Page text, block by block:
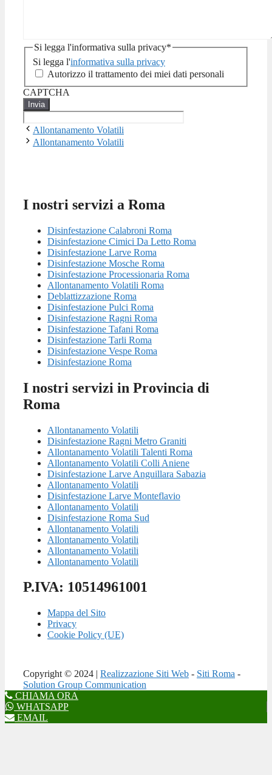
Si legga l'informativa sulla privacy*
Si legga l'informativa sulla privacy
Autorizzo il trattamento dei miei dati personali
CAPTCHA
Allontanamento Volatili
Allontanamento Volatili
I nostri servizi a Roma
Disinfestazione Calabroni Roma
Disinfestazione Cimici Da Letto Roma
Disinfestazione Larve Roma
Disinfestazione Mosche Roma
Disinfestazione Processionaria Roma
Allontanamento Volatili Roma
Deblattizzazione Roma
Disinfestazione Pulci Roma
Disinfestazione Ragni Roma
Disinfestazione Tafani Roma
Disinfestazione Tarli Roma
Disinfestazione Vespe Roma
Disinfestazione Roma
I nostri servizi in Provincia di
Roma
Allontanamento Volatili
Disinfestazione Ragni Metro Graniti
Allontanamento Volatili Talenti Roma
Allontanamento Volatili Colli Aniene
Disinfestazione Larve Anguillara Sabazia
Allontanamento Volatili
Disinfestazione Larve Monteflavio
Allontanamento Volatili
Disinfestazione Roma Sud
Allontanamento Volatili
Allontanamento Volatili
Allontanamento Volatili
Allontanamento Volatili
P.IVA: 10514961001
Mappa del Sito
Privacy
Cookie Policy (UE)
Copyright © 2024 | Realizzazione Siti Web - Siti Roma -
Solution Group Communication
CHIAMA ORA
WHATSAPP
EMAIL